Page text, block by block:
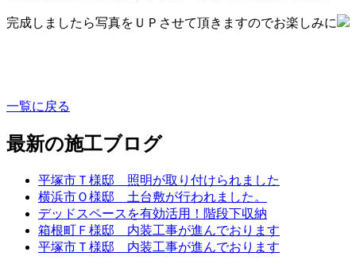
完成しましたら写真をＵＰさせて頂きますのでお楽しみに
一覧に戻る
最新の施工ブログ
平塚市Ｔ様邸 照明が取り付けられました
横浜市Ｏ様邸 土台敷が行われました。
デッドスペースを有効活用！階段下収納
箱根町Ｆ様邸 内装工事が進んでおります
平塚市Ｔ様邸 内装工事が進んでおります